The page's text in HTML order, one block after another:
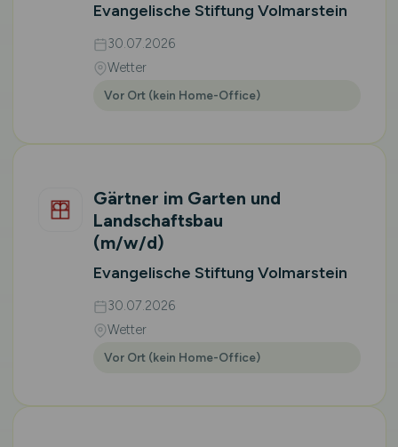
Evangelische Stiftung Volmarstein
30.07.2026
Wetter
Vor Ort (kein Home-Office)
Gärtner im Garten und
Landschaftsbau
(m/w/d)
Evangelische Stiftung Volmarstein
30.07.2026
Wetter
Vor Ort (kein Home-Office)